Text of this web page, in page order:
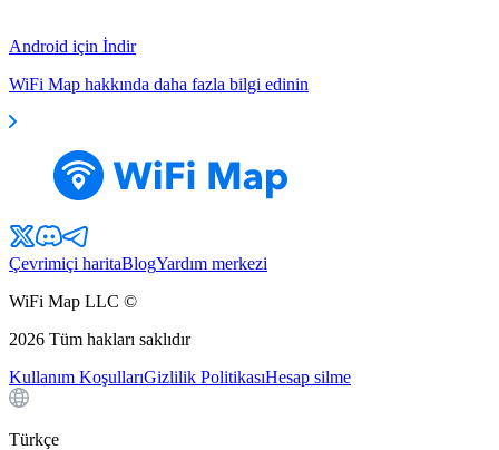
Android için İndir
WiFi Map hakkında daha fazla bilgi edinin
Çevrimiçi haritaBlogYardım merkezi
WiFi Map LLC ©
2026 Tüm hakları saklıdır
Kullanım KoşullarıGizlilik PolitikasıHesap silme
Türkçe